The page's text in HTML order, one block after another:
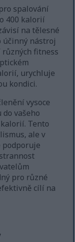
spalování
400 kalorií
na tělesné
účinný nástroj
fitness
urychluje
kondici.
vysoce
vašeho
Tento
ale v
podporuje
pro různé
cílí na